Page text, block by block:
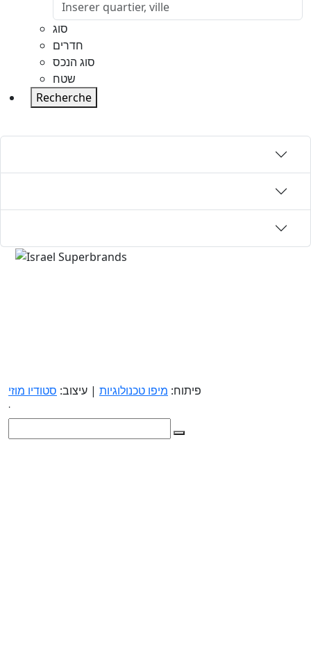
סוג
חדרים
סוג הנכס
שטח
Recherche
פיתוח: מיפו טכנולוגיות | עיצוב: סטודיו מוזי
.